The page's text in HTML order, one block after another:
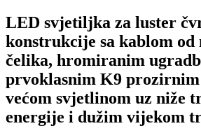
LED svjetiljka za luster
konstrukcije sa kablom od
čelika, hromiranim
prvoklasnim K9
većom svjetlinom uz niže
energije i dužim vijekom